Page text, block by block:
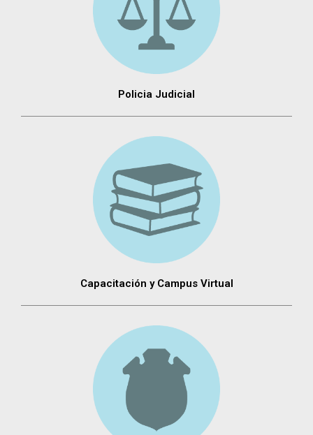
Policia Judicial
Capacitación y Campus Virtual